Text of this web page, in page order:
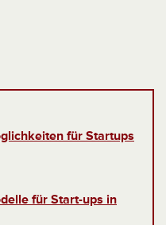
für Startups
für Start-ups in